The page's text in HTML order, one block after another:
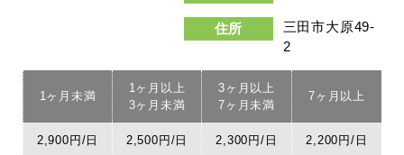
住所
三田市大原49-
2
1ヶ月未満
1ヶ月以上
3ヶ月未満
3ヶ月以上
7ヶ月未満
7ヶ月以上
2,900円/日 2,500円/日 2,300円/日 2,200円/日